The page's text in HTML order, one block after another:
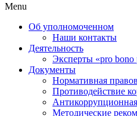
Menu
Об уполномоченном
Наши контакты
Деятельность
Эксперты «pro bono
Документы
Нормативная
Противодействие
Антикоррупционная
Методические